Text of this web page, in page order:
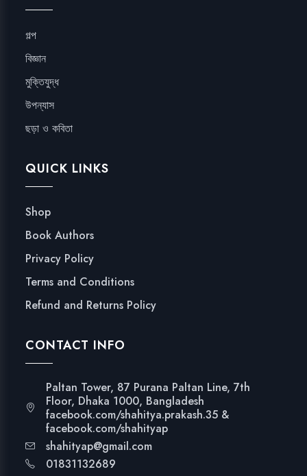
গল্প
বিজ্ঞান
মুক্তিযুদ্ধ
উপন্যাস
ছড়া ও কবিতা
QUICK LINKS
Shop
Book Authors
Privacy Policy
Terms and Conditions
Refund and Returns Policy
CONTACT INFO
Paltan Tower, 87 Purana Paltan Line, 7th
Floor, Dhaka 1000, Bangladesh
facebook.com/shahitya.prakash.35 &
facebook.com/shahityap
shahityap@gmail.com
01831132689